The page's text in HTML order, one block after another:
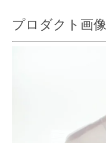
プロダクト画像